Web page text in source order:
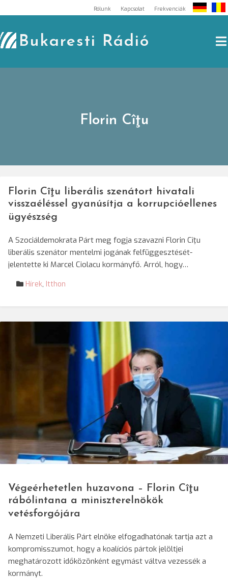
to
content
Rólunk Kapcsolat Frekvenciák
Bukaresti Rádió
Florin Cîţu
Florin Cîţu liberális szenátort hivatali
visszaéléssel gyanúsítja a korrupcióellenes
ügyészség
A Szociáldemokrata Párt meg fogja szavazni Florin Cîţu
liberális szenátor mentelmi jogának felfüggesztését-
jelentette ki Marcel Ciolacu kormányfő. Arról, hogy…
Hírek, Itthon
© gov.ro
Végeérhetetlen huzavona – Florin Cîţu
rábólintana a miniszterelnökök
vetésforgójára
A Nemzeti Liberális Párt elnöke elfogadhatónak tartja azt a
kompromisszumot, hogy a koalíciós pártok jelöltjei
meghatározott időközönként egymást váltva vezessék a
kormányt.